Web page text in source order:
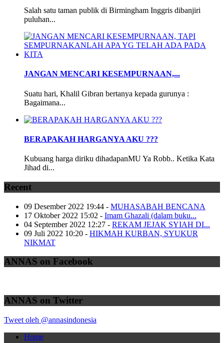
Salah satu taman publik di Birmingham Inggris dibanjiri
puluhan...
JANGAN MENCARI KESEMPURNAAN,...
Suatu hari, Khalil Gibran bertanya kepada gurunya :
Bagaimana...
BERAPAKAH HARGANYA AKU ???
Kubuang harga diriku dihadapanMU Ya Robb.. Ketika Kata
Jihad di...
Recent
09 Desember 2022 19:44 - MUHASABAH BENCANA
17 Oktober 2022 15:02 - Imam Ghazali (dalam buku...
04 September 2022 12:27 - REKAM JEJAK SYIAH DI...
09 Juli 2022 10:20 - HIKMAH KURBAN, SYUKUR
NIKMAT
ANNAS on Facebook
ANNAS on Twitter
Tweet oleh @annasindonesia
Home